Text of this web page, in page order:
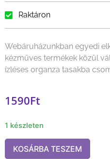
Raktáron
Webáruházunkban egyedi
kézműves termékek közül
ízléses organza tasakba
1590Ft
1 készleten
KOSÁRBA TESZEM